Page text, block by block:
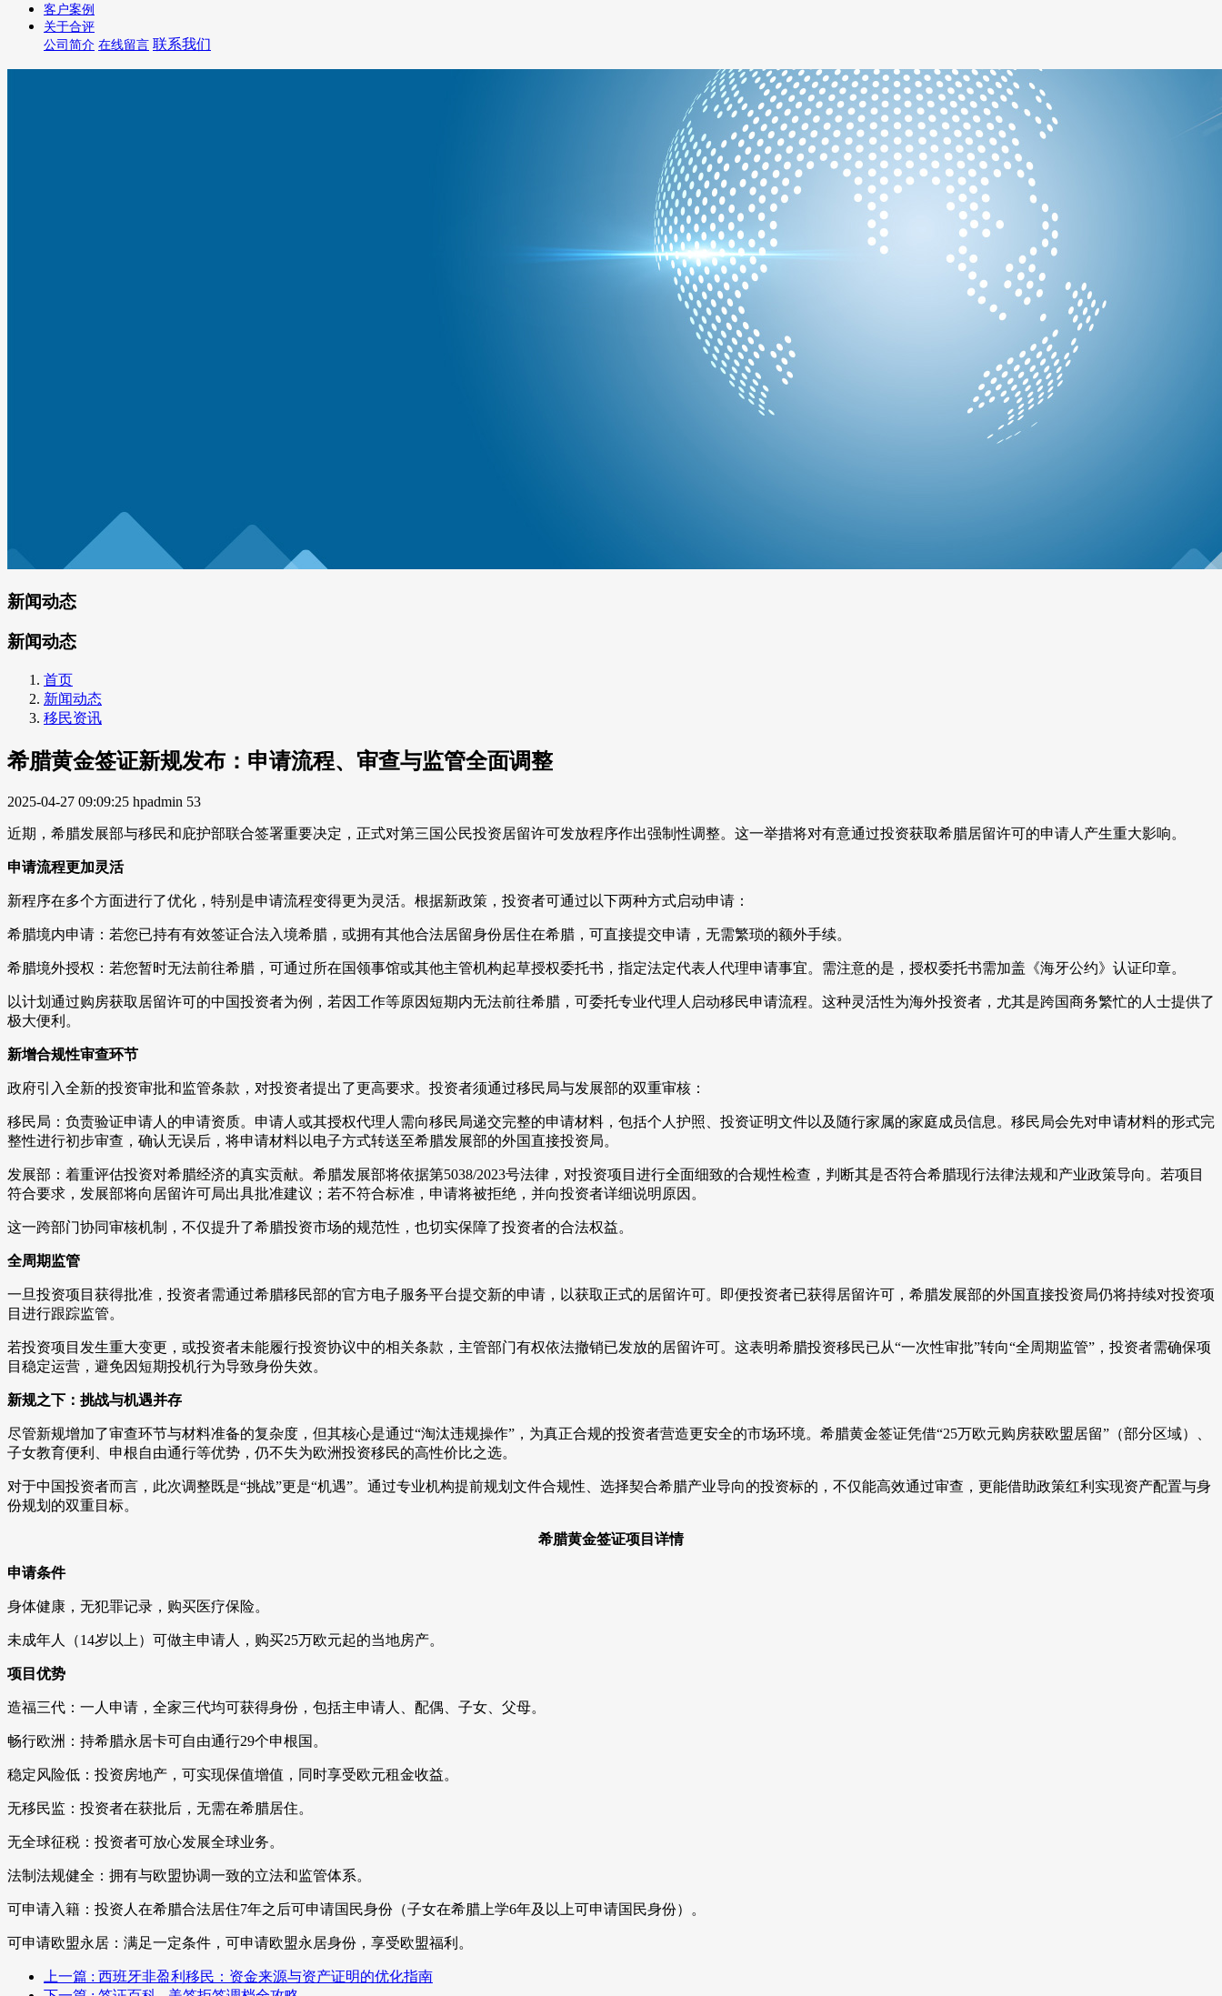
客户案例
关于合评
公司简介 在线留言 联系我们
新闻动态
新闻动态
首页
新闻动态
移民资讯
希腊黄金签证新规发布：申请流程、审查与监管全面调整
2025-04-27 09:09:25 hpadmin 53
近期，希腊发展部与移民和庇护部联合签署重要决定，正式对第三国公民投资居留许可发放程序作出强制性调整。这一举措将对有意通过投资获取希腊居留许可的申请人产生重大影响。
申请流程更加灵活
新程序在多个方面进行了优化，特别是申请流程变得更为灵活。根据新政策，投资者可通过以下两种方式启动申请：
希腊境内申请：若您已持有有效签证合法入境希腊，或拥有其他合法居留身份居住在希腊，可直接提交申请，无需繁琐的额外手续。
希腊境外授权：若您暂时无法前往希腊，可通过所在国领事馆或其他主管机构起草授权委托书，指定法定代表人代理申请事宜。需注意的是，授权委托书需加盖《海牙公约》认证印章。
以计划通过购房获取居留许可的中国投资者为例，若因工作等原因短期内无法前往希腊，可委托专业代理人启动移民申请流程。这种灵活性为海外投资者，尤其是跨国商务繁忙的人士提供了
极大便利。
新增合规性审查环节
政府引入全新的投资审批和监管条款，对投资者提出了更高要求。投资者须通过移民局与发展部的双重审核：
移民局：负责验证申请人的申请资质。申请人或其授权代理人需向移民局递交完整的申请材料，包括个人护照、投资证明文件以及随行家属的家庭成员信息。移民局会先对申请材料的形式完
整性进行初步审查，确认无误后，将申请材料以电子方式转送至希腊发展部的外国直接投资局。
发展部：着重评估投资对希腊经济的真实贡献。希腊发展部将依据第5038/2023号法律，对投资项目进行全面细致的合规性检查，判断其是否符合希腊现行法律法规和产业政策导向。若项目
符合要求，发展部将向居留许可局出具批准建议；若不符合标准，申请将被拒绝，并向投资者详细说明原因。
这一跨部门协同审核机制，不仅提升了希腊投资市场的规范性，也切实保障了投资者的合法权益。
全周期监管
一旦投资项目获得批准，投资者需通过希腊移民部的官方电子服务平台提交新的申请，以获取正式的居留许可。即便投资者已获得居留许可，希腊发展部的外国直接投资局仍将持续对投资项
目进行跟踪监管。
若投资项目发生重大变更，或投资者未能履行投资协议中的相关条款，主管部门有权依法撤销已发放的居留许可。这表明希腊投资移民已从“一次性审批”转向“全周期监管”，投资者需确保项
目稳定运营，避免因短期投机行为导致身份失效。
新规之下：挑战与机遇并存
尽管新规增加了审查环节与材料准备的复杂度，但其核心是通过“淘汰违规操作”，为真正合规的投资者营造更安全的市场环境。希腊黄金签证凭借“25万欧元购房获欧盟居留”（部分区域）、
子女教育便利、申根自由通行等优势，仍不失为欧洲投资移民的高性价比之选。
对于中国投资者而言，此次调整既是“挑战”更是“机遇”。通过专业机构提前规划文件合规性、选择契合希腊产业导向的投资标的，不仅能高效通过审查，更能借助政策红利实现资产配置与身
份规划的双重目标。
希腊黄金签证项目详情
申请条件
身体健康，无犯罪记录，购买医疗保险。
未成年人（14岁以上）可做主申请人，购买25万欧元起的当地房产。
项目优势
造福三代：一人申请，全家三代均可获得身份，包括主申请人、配偶、子女、父母。
畅行欧洲：持希腊永居卡可自由通行29个申根国。
稳定风险低：投资房地产，可实现保值增值，同时享受欧元租金收益。
无移民监：投资者在获批后，无需在希腊居住。
无全球征税：投资者可放心发展全球业务。
法制法规健全：拥有与欧盟协调一致的立法和监管体系。
可申请入籍：投资人在希腊合法居住7年之后可申请国民身份（子女在希腊上学6年及以上可申请国民身份）。
可申请欧盟永居：满足一定条件，可申请欧盟永居身份，享受欧盟福利。
上一篇 : 西班牙非盈利移民：资金来源与资产证明的优化指南